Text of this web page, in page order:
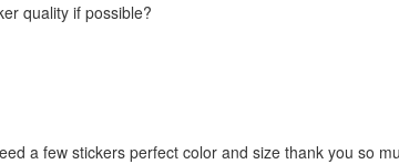
quality if possible?
a few stickers perfect color and size thank you so